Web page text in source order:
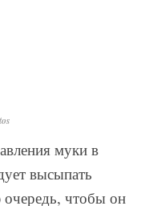
муки в
высыпать
чтобы он